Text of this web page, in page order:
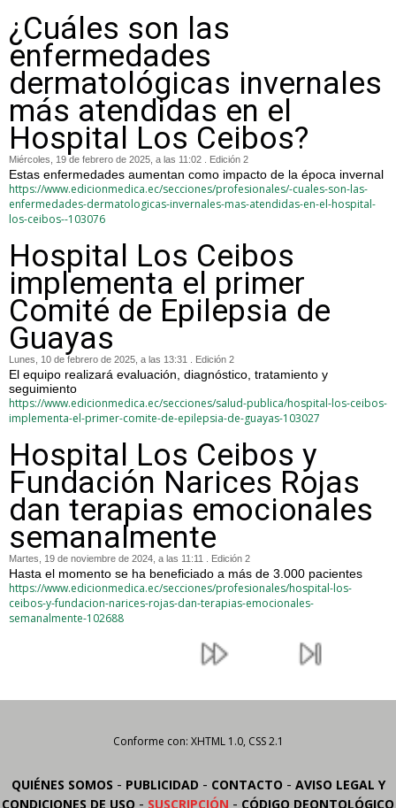
¿Cuáles son las
enfermedades
dermatológicas invernales
más atendidas en el
Hospital Los Ceibos?
Miércoles, 19 de febrero de 2025, a las 11:02 . Edición 2
Estas enfermedades aumentan como impacto de la época invernal
https://www.edicionmedica.ec/secciones/profesionales/-cuales-son-las-
enfermedades-dermatologicas-invernales-mas-atendidas-en-el-hospital-
los-ceibos--103076
Hospital Los Ceibos
implementa el primer
Comité de Epilepsia de
Guayas
Lunes, 10 de febrero de 2025, a las 13:31 . Edición 2
El equipo realizará evaluación, diagnóstico, tratamiento y
seguimiento
https://www.edicionmedica.ec/secciones/salud-publica/hospital-los-ceibos-
implementa-el-primer-comite-de-epilepsia-de-guayas-103027
Hospital Los Ceibos y
Fundación Narices Rojas
dan terapias emocionales
semanalmente
Martes, 19 de noviembre de 2024, a las 11:11 . Edición 2
Hasta el momento se ha beneficiado a más de 3.000 pacientes
https://www.edicionmedica.ec/secciones/profesionales/hospital-los-
ceibos-y-fundacion-narices-rojas-dan-terapias-emocionales-
semanalmente-102688
Conforme con: XHTML 1.0, CSS 2.1
QUIÉNES SOMOS - PUBLICIDAD - CONTACTO - AVISO LEGAL Y
CONDICIONES DE USO - SUSCRIPCIÓN - CÓDIGO DEONTOLÓGICO